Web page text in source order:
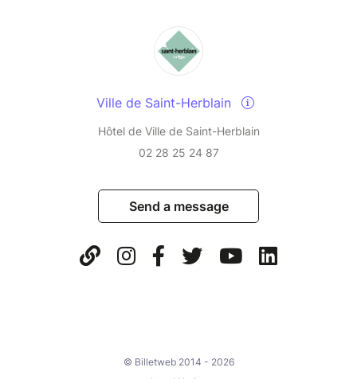
Ville de Saint-Herblain
Hôtel de Ville de Saint-Herblain
02 28 25 24 87
Send a message
© Billetweb 2014 - 2026